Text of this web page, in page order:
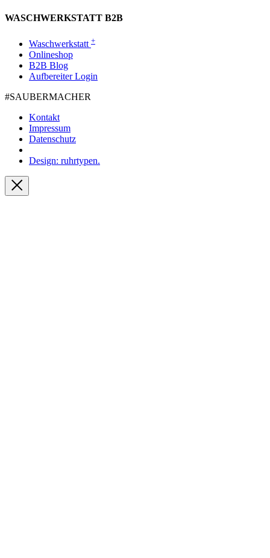
WASCHWERKSTATT B2B
Waschwerkstatt +
Onlineshop
B2B Blog
Aufbereiter Login
#SAUBER­MACHER
Kontakt
Impressum
Datenschutz
Design: ruhrtypen.